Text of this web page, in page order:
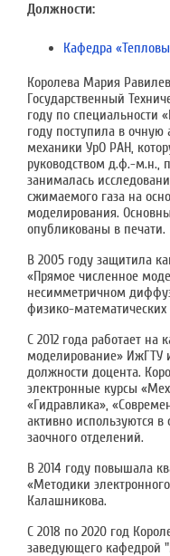
Должности:
Кафедра
Королева Мария
Государственный
году по специальности
году поступила в очную
механики УрО РАН,
руководством д.ф.-м.н.,
занималась
сжимаемого газа на
моделирования.
опубликованы в печати.
В 2005 году защитила
«Прямое численное
несимметричном
физико-
С 2012 года работает на
моделирование»
должности доцента.
электронные курсы
«Гидравлика»,
активно используются
заочного отделений.
В 2014 году повышала
«Методики
Калашникова.
C 2018 по 2020 год
заведующего кафедрой